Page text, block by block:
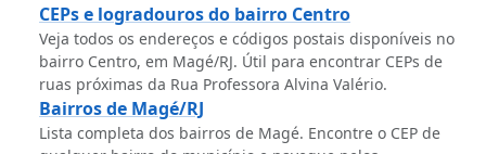
CEPs e logradouros do bairro Centro
Veja todos os endereços e códigos postais disponíveis no
bairro Centro, em Magé/RJ. Útil para encontrar CEPs de
ruas próximas da Rua Professora Alvina Valério.
Bairros de Magé/RJ
Lista completa dos bairros de Magé. Encontre o CEP de